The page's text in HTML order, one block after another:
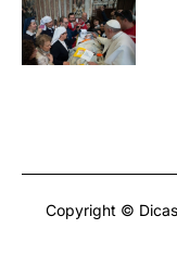
Copyright ©